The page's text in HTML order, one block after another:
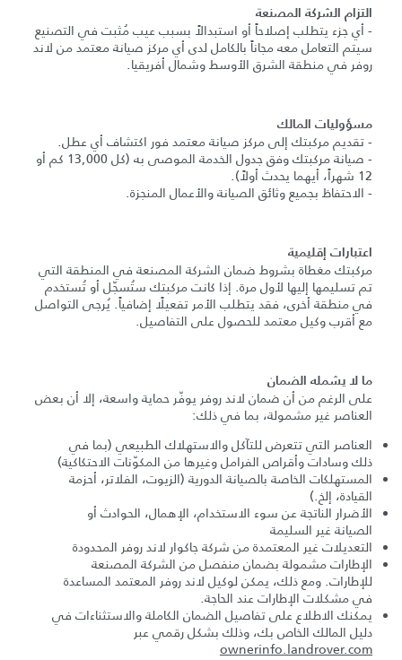
التزام الشركة المصنعة
- أي جزء يتطلب إصلاحاً أو استبدالاً بسبب عيب مُثبت في التصنيع
سيتم التعامل معه مجاناً بالكامل لدى أي مركز صيانة معتمد من لاند
روفر في منطقة الشرق الأوسط وشمال أفريقيا.
مسؤوليات المالك
- تقديم مركبتك إلى مركز صيانة معتمد فور اكتشاف أي عطل.
- صيانة مركبتك وفق جدول الخدمة الموصى به (كل 13,000 كم أو
12 شهراً، أيهما يحدث أولاً).
- الاحتفاظ بجميع وثائق الصيانة والأعمال المنجزة.
اعتبارات إقليمية
مركبتك مغطاة بشروط ضمان الشركة المصنعة في المنطقة التي
تم تسليمها إليها لأول مرة. إذا كانت مركبتك ستُسجّل أو تُستخدم
في منطقة أخرى، فقد يتطلب الأمر تفعيلًا إضافياً. يُرجى التواصل
مع أقرب وكيل معتمد للحصول على التفاصيل.
ما لا يشمله الضمان
على الرغم من أن ضمان لاند روفر يوفّر حماية واسعة، إلا أن بعض
العناصر غير مشمولة، بما في ذلك:
العناصر التي تتعرض للتآكل والاستهلاك الطبيعي (بما في
ذلك وسادات وأقراص الفرامل وغيرها من المكوّنات الاحتكاكية)
المستهلكات الخاصة بالصيانة الدورية (الزيوت، الفلاتر، أحزمة
القيادة، إلخ.)
الأضرار الناتجة عن سوء الاستخدام، الإهمال، الحوادث أو
الصيانة غير السليمة
التعديلات غير المعتمدة من شركة جاكوار لاند روفر المحدودة
الإطارات مشمولة بضمان منفصل من الشركة المصنعة
للإطارات. ومع ذلك، يمكن لوكيل لاند روفر المعتمد المساعدة
في مشكلات الإطارات عند الحاجة.
يمكنك الاطلاع على تفاصيل الضمان الكاملة والاستثناءات في
دليل المالك الخاص بك، وذلك بشكل رقمي عبر
ownerinfo.landrover.com